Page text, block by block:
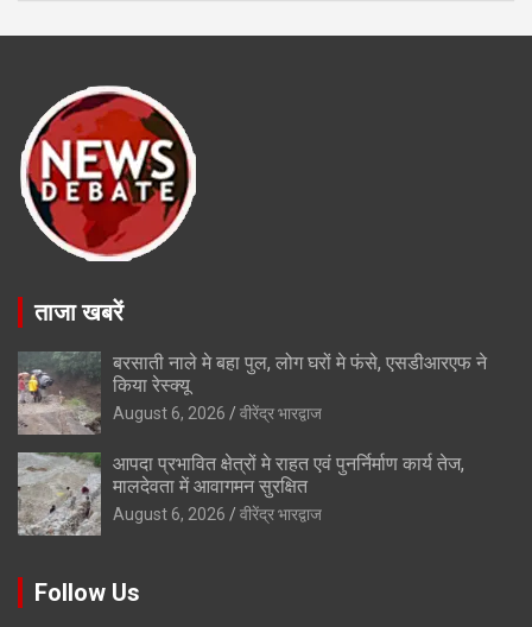
ताजा खबरें
बरसाती नाले मे बहा पुल, लोग घरों मे फंसे, एसडीआरएफ ने
किया रेस्क्यू
August 6, 2026 वीरेंद्र भारद्वाज
आपदा प्रभावित क्षेत्रों मे राहत एवं पुनर्निर्माण कार्य तेज,
मालदेवता में आवागमन सुरक्षित
August 6, 2026 वीरेंद्र भारद्वाज
Follow Us